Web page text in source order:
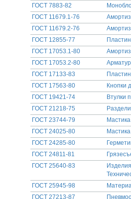
ГОСТ 7883-82
ГОСТ 11679.1-76
ГОСТ 11679.2-76
ГОСТ 12855-77
ГОСТ 17053.1-80
ГОСТ 17053.2-80
ГОСТ 17133-83
ГОСТ 17563-80
Кнопки
ГОСТ 19421-74
Втулки
ГОСТ 21218-75
ГОСТ 23744-79
ГОСТ 24025-80
ГОСТ 24285-80
ГОСТ 24811-81
ГОСТ 25640-83
ГОСТ 25945-98
ГОСТ 27213-87